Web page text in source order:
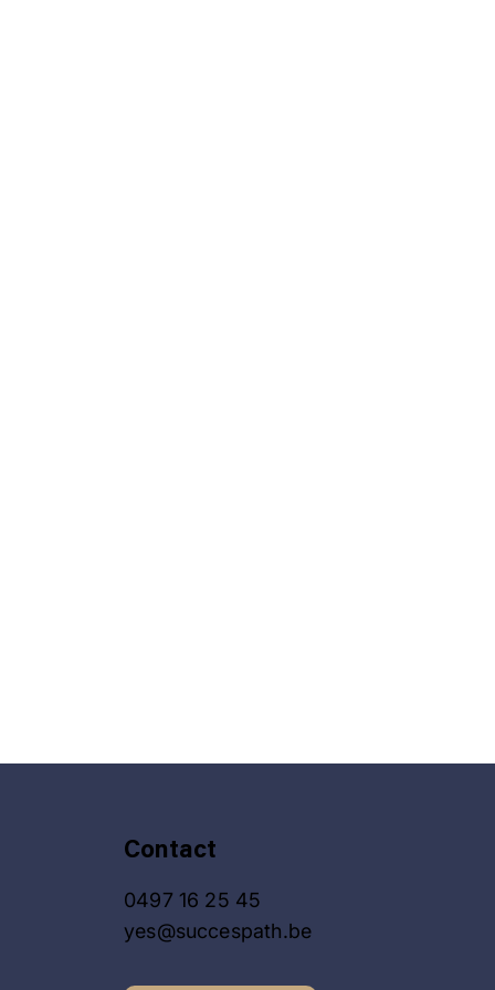
Contact
0497 16 25 45
yes@succespath.be